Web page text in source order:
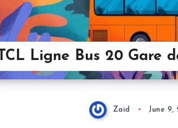
TCL Ligne Bus 20 Gare
Zaid June 9,